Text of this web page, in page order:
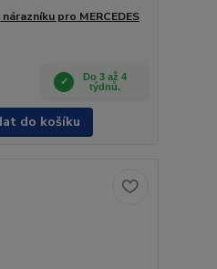
pro MERCEDES
Do 3 až 4
týdnů.
do košíku